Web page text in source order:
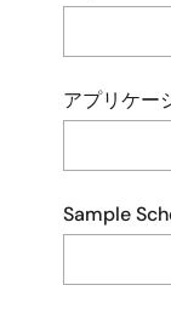
アプリケー
Sample